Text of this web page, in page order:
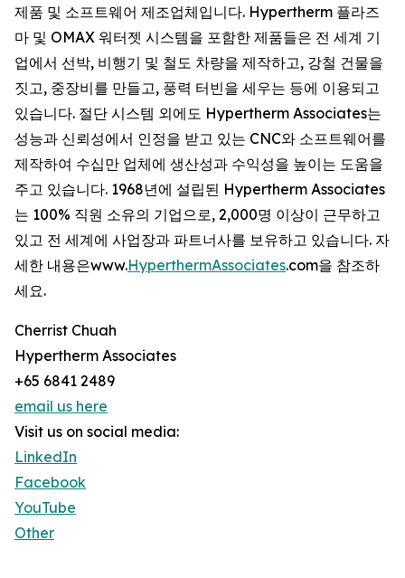
제품 및 소프트웨어 제조업체입니다. Hypertherm 플라즈
마 및 OMAX 워터젯 시스템을 포함한 제품들은 전 세계 기
업에서 선박, 비행기 및 철도 차량을 제작하고, 강철 건물을
짓고, 중장비를 만들고, 풍력 터빈을 세우는 등에 이용되고
있습니다. 절단 시스템 외에도 Hypertherm Associates는
성능과 신뢰성에서 인정을 받고 있는 CNC와 소프트웨어를
제작하여 수십만 업체에 생산성과 수익성을 높이는 도움을
주고 있습니다. 1968년에 설립된 Hypertherm Associates
는 100% 직원 소유의 기업으로, 2,000명 이상이 근무하고
있고 전 세계에 사업장과 파트너사를 보유하고 있습니다. 자
세한 내용은www.HyperthermAssociates.com을 참조하
세요.
Cherrist Chuah
Hypertherm Associates
+65 6841 2489
email us here
Visit us on social media:
LinkedIn
Facebook
YouTube
Other